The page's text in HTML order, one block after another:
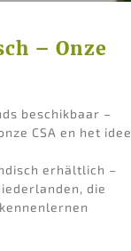
– Onze
beschikbaar –
CSA en het idee
erhältlich –
die